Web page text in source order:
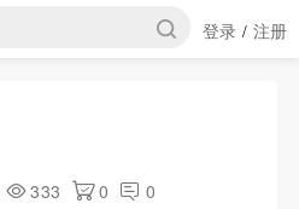
登录 / 注册
333 0 0